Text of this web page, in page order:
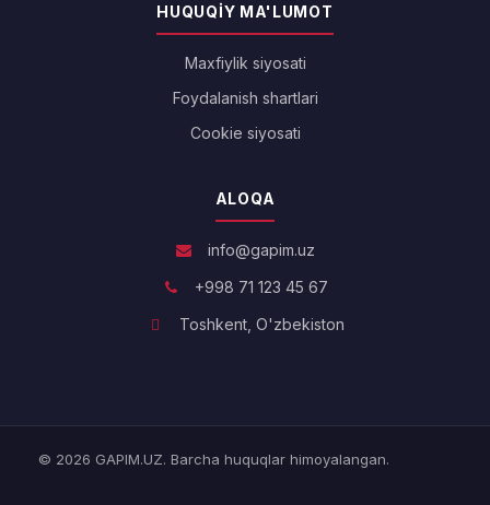
HUQUQIY MA'LUMOT
Maxfiylik siyosati
Foydalanish shartlari
Cookie siyosati
ALOQA
info@gapim.uz
+998 71 123 45 67
Toshkent, O'zbekiston
© 2026 GAPIM.UZ. Barcha huquqlar himoyalangan.